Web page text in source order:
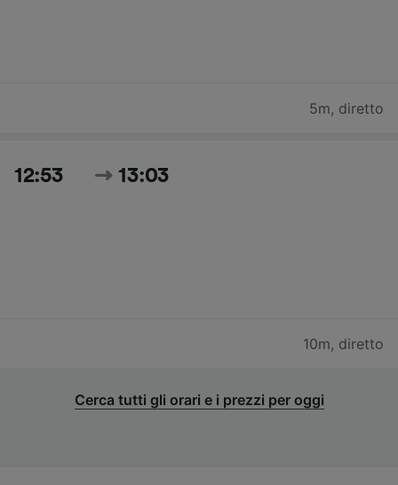
5m, diretto
12:53 13:03
10m, diretto
Cerca tutti gli orari e i prezzi per oggi